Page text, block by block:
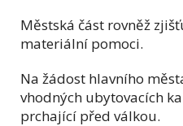
Městská část rovněž
materiální pomoci.
Na žádost hlavního
vhodných ubytovacích
prchající před válkou.